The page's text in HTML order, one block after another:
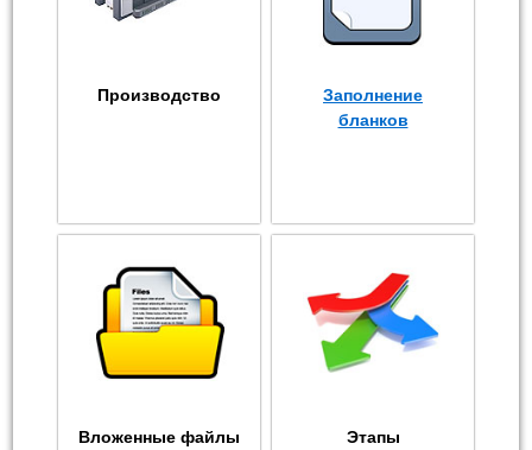
Производство
Заполнение
бланков
Вложенные файлы
Этапы